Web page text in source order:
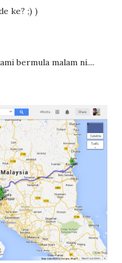
ke? ;) )
bermula malam ni....